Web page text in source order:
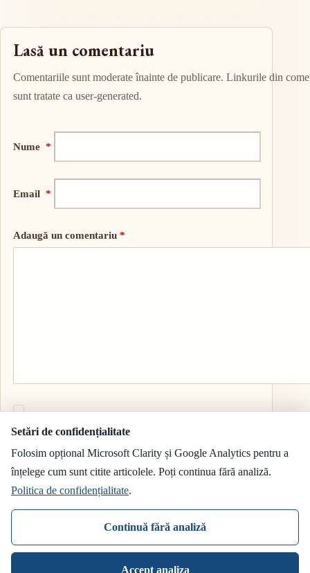
Lasă un comentariu
Comentariile sunt moderate înainte de publicare. Linkurile din
sunt tratate ca user-generated.
Nume *
Email *
Adaugă un comentariu*
Salvează-mi numele și emailul în acest navigator pentru data
Trimite comentariul
Setări de confidențialitate
Folosim opțional Microsoft Clarity și Google Analytics pentru a
înțelege cum sunt citite articolele. Poți continua fără analiză.
Politica de confidențialitate.
Continuă fără analiză
Accept analiza